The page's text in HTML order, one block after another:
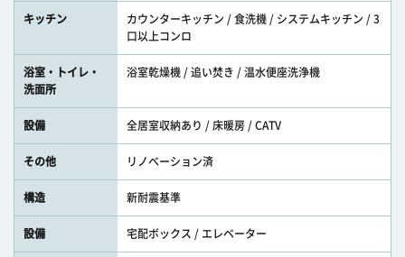
キッチン
カウンターキッチン / 食洗機 / システムキッチン / 3
口以上コンロ
浴室・トイレ・
洗面所
浴室乾燥機 / 追い焚き / 温水便座洗浄機
設備 全居室収納あり / 床暖房 / CATV
その他 リノベーション済
構造 新耐震基準
設備 宅配ボックス / エレベーター